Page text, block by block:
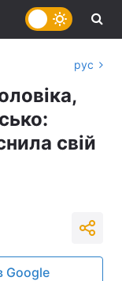
рус
свій
Google